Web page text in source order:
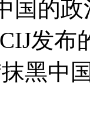
国的
发布
黑中